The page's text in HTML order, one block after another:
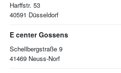
Harffstr. 53
40591 Düsseldorf
E center Gossens
Schellbergstraße 9
41469 Neuss-Norf